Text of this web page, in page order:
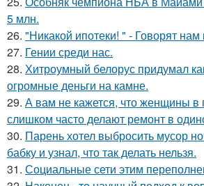
5 млн.
26. "Никакой ипотеки! " - Говорят нам
27. Гении среди нас.
28. Хитроумный белорус придумал
огромные деньги на камне.
29. А вам не кажется, что женщины в
слишком часто делают ремонт в
30. Парень хотел выбросить мусор
бабку и узнал, что так делать нельзя.
31. Социальные сети этим